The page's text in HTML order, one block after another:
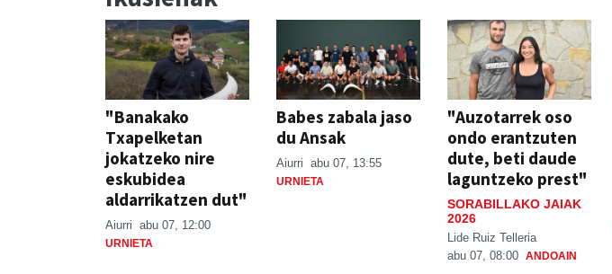
"Banakako
Txapelketan
jokatzeko nire
eskubidea
aldarrikatzen dut"
Aiurri abu 07, 12:00
URNIETA
Babes zabala jaso
du Ansak
Aiurri abu 07, 13:55
URNIETA
"Auzotarrek oso
ondo erantzuten
dute, beti daude
laguntzeko prest"
SORABILLAKO JAIAK
2026
Lide Ruiz Telleria
abu 07, 08:00 ANDOAIN